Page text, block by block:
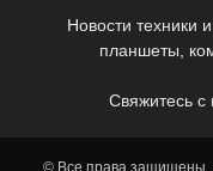
Новости техники
планшеты,
Свяжитесь с
© Все права защищены.